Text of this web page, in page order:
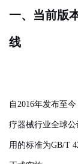
一、当前版
线
自2016年发布至
疗器械行业全球
用的标准为GB/T